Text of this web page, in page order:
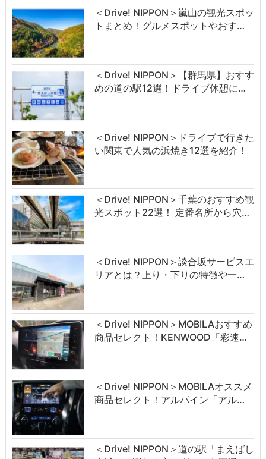
＜Drive! NIPPON＞嵐山の観光スポッ
トまとめ！グルメスポットやおす…
＜Drive! NIPPON＞【群馬県】おすす
めの道の駅12選！ドライブ休憩に…
＜Drive! NIPPON＞ドライブで行きた
い関東で人気の浜焼き12選を紹介！
＜Drive! NIPPON＞千葉のおすすめ観
光スポット22選！ 定番名所から穴…
＜Drive! NIPPON＞談合坂サービスエ
リアとは？上り・下りの特徴や一…
＜Drive! NIPPON＞MOBILAおすすめ
商品セレクト！KENWOOD「彩速…
＜Drive! NIPPON＞MOBILAオススメ
商品セレクト！アルパイン「アル…
＜Drive! NIPPON＞道の駅「まえばし